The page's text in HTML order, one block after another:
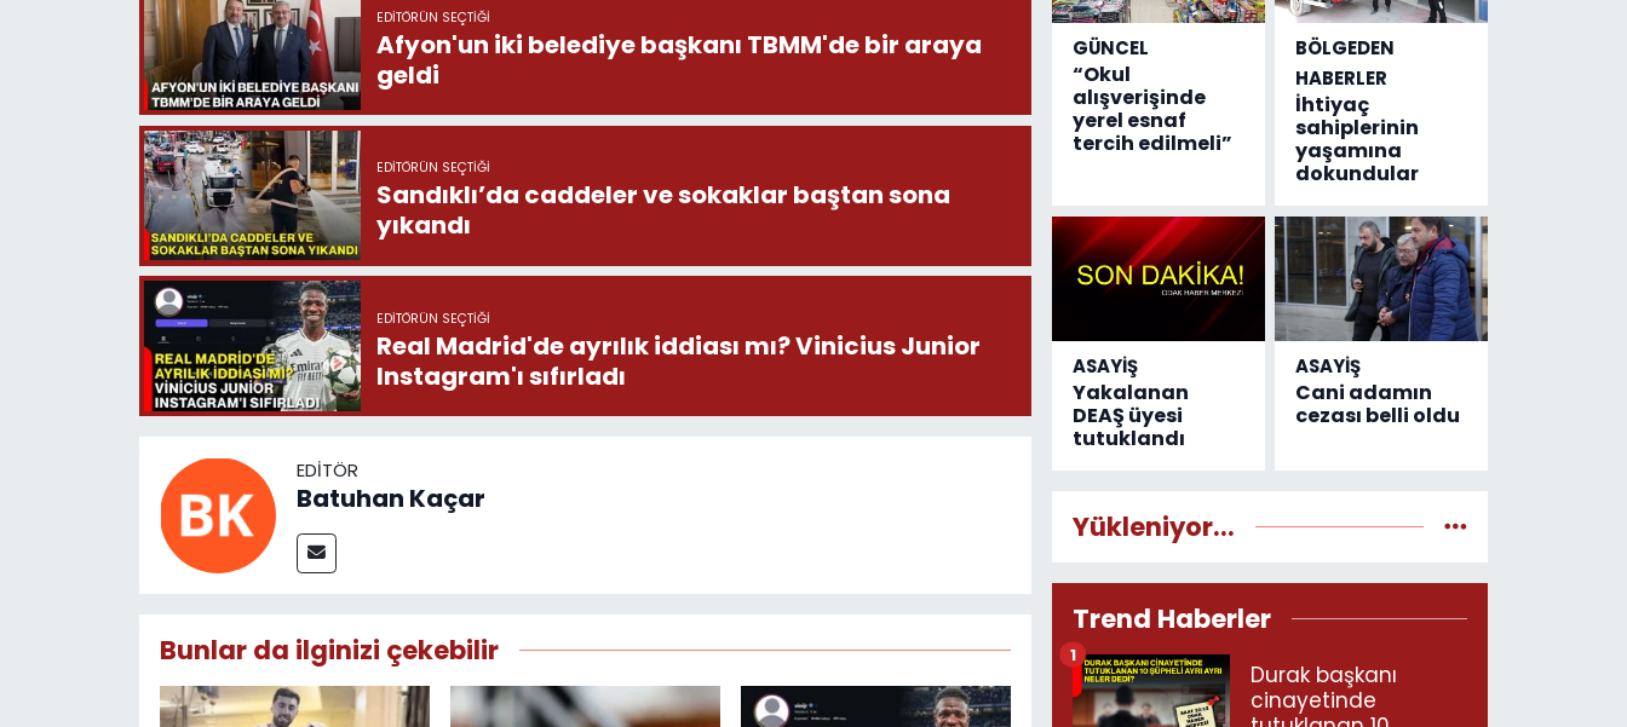
EDITÖRÜN SEÇTIĞI
Afyon'un iki belediye başkanı TBMM'de bir araya
geldi
EDITÖRÜN SEÇTIĞI
Sandıklı’da caddeler ve sokaklar baştan sona
yıkandı
EDITÖRÜN SEÇTIĞI
Real Madrid'de ayrılık iddiası mı? Vinicius Junior
Instagram'ı sıfırladı
EDITÖR
Batuhan Kaçar
Bunlar da ilginizi çekebilir
GÜNCEL
“Okul
alışverişinde
yerel esnaf
tercih edilmeli”
BÖLGEDEN
HABERLER
İhtiyaç
sahiplerinin
yaşamına
dokundular
ASAYİŞ
Yakalanan
DEAŞ üyesi
tutuklandı
ASAYİŞ
Cani adamın
cezası belli oldu
Yükleniyor...
Trend Haberler
Durak başkanı
cinayetinde
1